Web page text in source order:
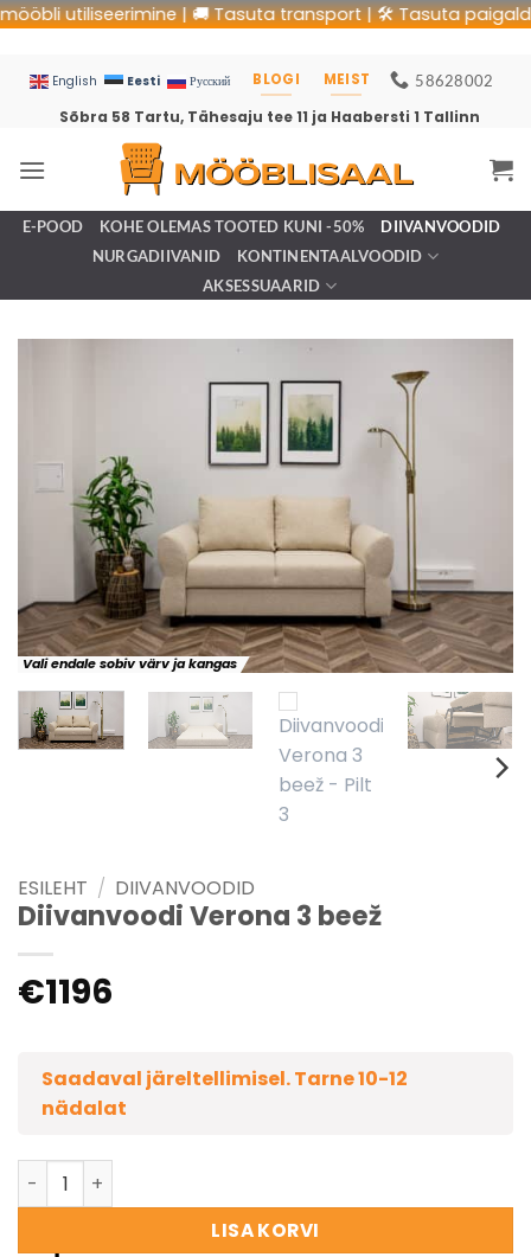
English Eesti Русский BLOGI MEIST 58628002
Sõbra 58 Tartu, Tähesaju tee 11 ja Haabersti 1 Tallinn
E-POOD KOHE OLEMAS TOOTED KUNI -50%
DIIVANVOODID
NURGADIIVANID
KONTINENTAALVOODID
AKSESSUAARID
Vali endale sobiv värv ja kangas
ESILEHT / DIIVANVOODID
Diivanvoodi Verona 3 beež
€1196
Saadaval järeltellimisel. Tarne 10-12
nädalat
LISA KORVI